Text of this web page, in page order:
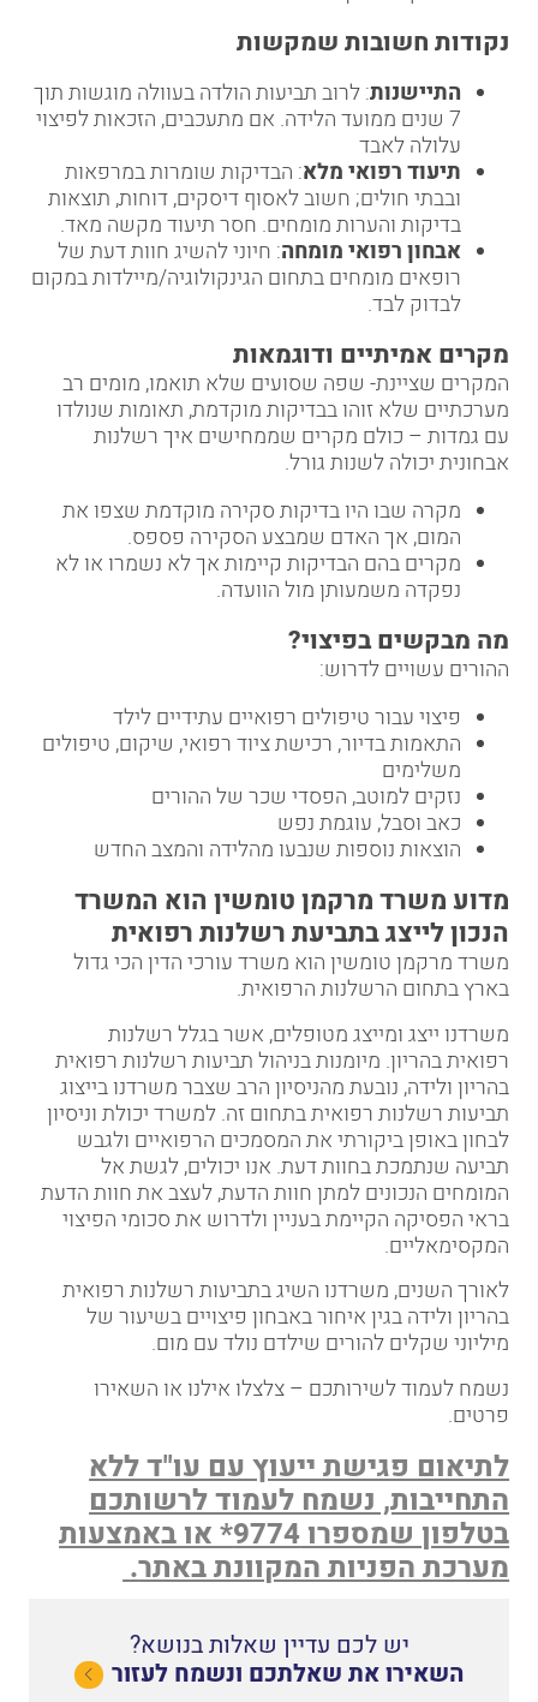
נקודות חשובות שמקשות
התיישנות: לרוב תביעות הולדה בעוולה מוגשות תוך
7 שנים ממועד הלידה. אם מתעכבים, הזכאות לפיצוי
עלולה לאבד
תיעוד רפואי מלא: הבדיקות שומרות במרפאות
ובבתי חולים; חשוב לאסוף דיסקים, דוחות, תוצאות
בדיקות והערות מומחים. חסר תיעוד מקשה מאד.
אבחון רפואי מומחה: חיוני להשיג חוות דעת של
רופאים מומחים בתחום הגינקולוגיה/מיילדות במקום
לבדוק לבד.
מקרים אמיתיים ודוגמאות
המקרים שציינת- שפה שסועים שלא תואמו, מומים רב
מערכתיים שלא זוהו בבדיקות מוקדמת, תאומות שנולדו
עם גמדות – כולם מקרים שממחישים איך רשלנות
אבחונית יכולה לשנות גורל.
מקרה שבו היו בדיקות סקירה מוקדמת שצפו את
המום, אך האדם שמבצע הסקירה פספס.
מקרים בהם הבדיקות קיימות אך לא נשמרו או לא
נפקדה משמעותן מול הוועדה.
מה מבקשים בפיצוי?
ההורים עשויים לדרוש:
פיצוי עבור טיפולים רפואיים עתידיים לילד
התאמות בדיור, רכישת ציוד רפואי, שיקום, טיפולים
משלימים
נזקים למוטב, הפסדי שכר של ההורים
כאב וסבל, עוגמת נפש
הוצאות נוספות שנבעו מהלידה והמצב החדש
מדוע משרד מרקמן טומשין הוא המשרד
הנכון לייצג בתביעת רשלנות רפואית
משרד מרקמן טומשין הוא משרד עורכי הדין הכי גדול
בארץ בתחום הרשלנות הרפואית.
משרדנו ייצג ומייצג מטופלים, אשר בגללרשלנות
רפואיתבהריון. מיומנות בניהול תביעות רשלנות רפואית
בהריון ולידה, נובעת מהניסיון הרב שצבר משרדנו בייצוג
תביעות רשלנות רפואית בתחום זה. למשרד יכולת וניסיון
לבחון באופן ביקורתי את המסמכים הרפואיים ולגבש
תביעה שנתמכת בחוות דעת. אנו יכולים, לגשת אל
המומחים הנכונים למתן חוות הדעת, לעצב את חוות הדעת
בראי הפסיקה הקיימת בעניין ולדרוש את סכומי הפיצוי
המקסימאליים.
לאורך השנים, משרדנו השיגבתביעות רשלנות רפואית
בהריון ולידה בגין איחור באבחון פיצויים בשיעור של
מיליוני שקלים להורים שילדם נולד עם מום.
נשמח לעמוד לשירותכם – צלצלו אילנו או השאירו
פרטים.
לתיאום פגישת ייעוץ עם עו"ד ללא
התחייבות, נשמח לעמוד לרשותכם
בטלפון שמספרו 9774* או באמצעות
מערכת הפניות המקוונת באתר.
יש לכם עדיין שאלות בנושא?
השאירו את שאלתכם ונשמח לעזור